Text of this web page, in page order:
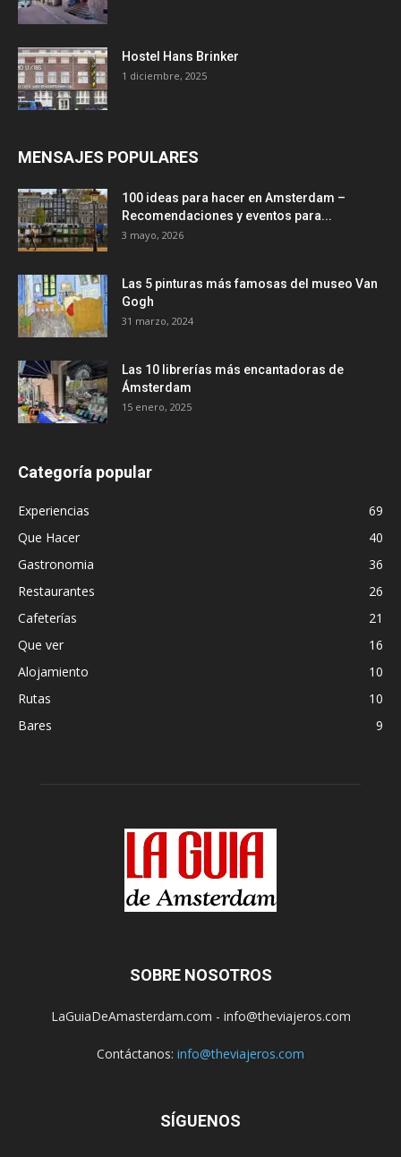
Hostel Hans Brinker
1 diciembre, 2025
MENSAJES POPULARES
100 ideas para hacer en Amsterdam –
Recomendaciones y eventos para...
3 mayo, 2026
Las 5 pinturas más famosas del museo Van
Gogh
31 marzo, 2024
Las 10 librerías más encantadoras de
Ámsterdam
15 enero, 2025
Categoría popular
Experiencias
69
Que Hacer
40
Gastronomia
36
Restaurantes
26
Cafeterías
21
Que ver
16
Alojamiento
10
Rutas
10
Bares
9
SOBRE NOSOTROS
LaGuiaDeAmasterdam.com - info@theviajeros.com
Contáctanos: info@theviajeros.com
SÍGUENOS